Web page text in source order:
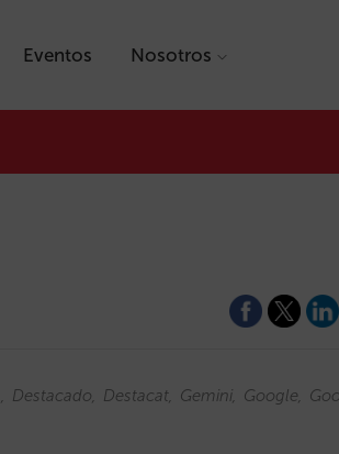
Eventos Nosotros
Destacado Destacat Gemini Google